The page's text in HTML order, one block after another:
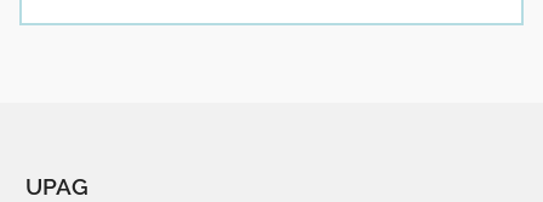
sinonimi, ho trovato che il termine "bagatella" (o
UPAG